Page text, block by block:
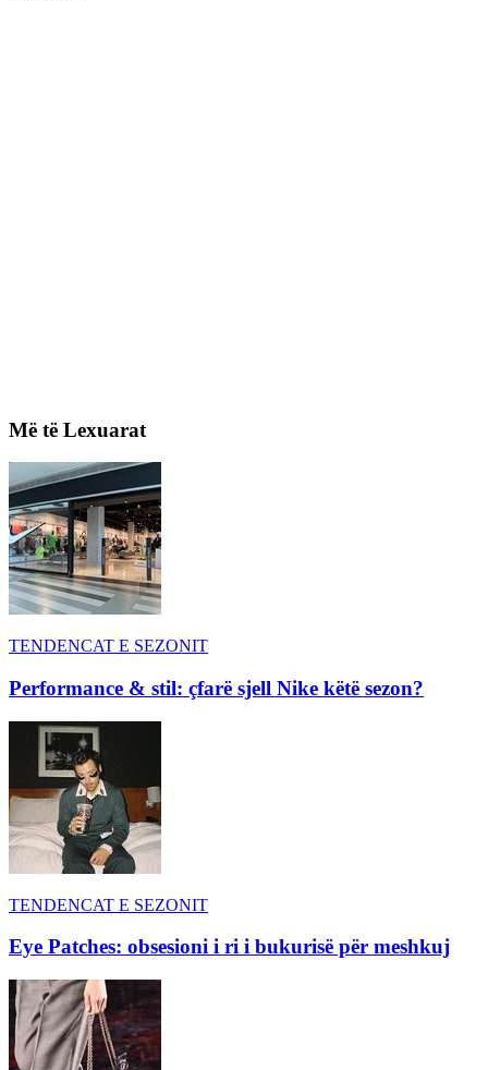
Më të Lexuarat
TENDENCAT E SEZONIT
Performance & stil: çfarë sjell Nike këtë sezon?
TENDENCAT E SEZONIT
Eye Patches: obsesioni i ri i bukurisë për meshkuj